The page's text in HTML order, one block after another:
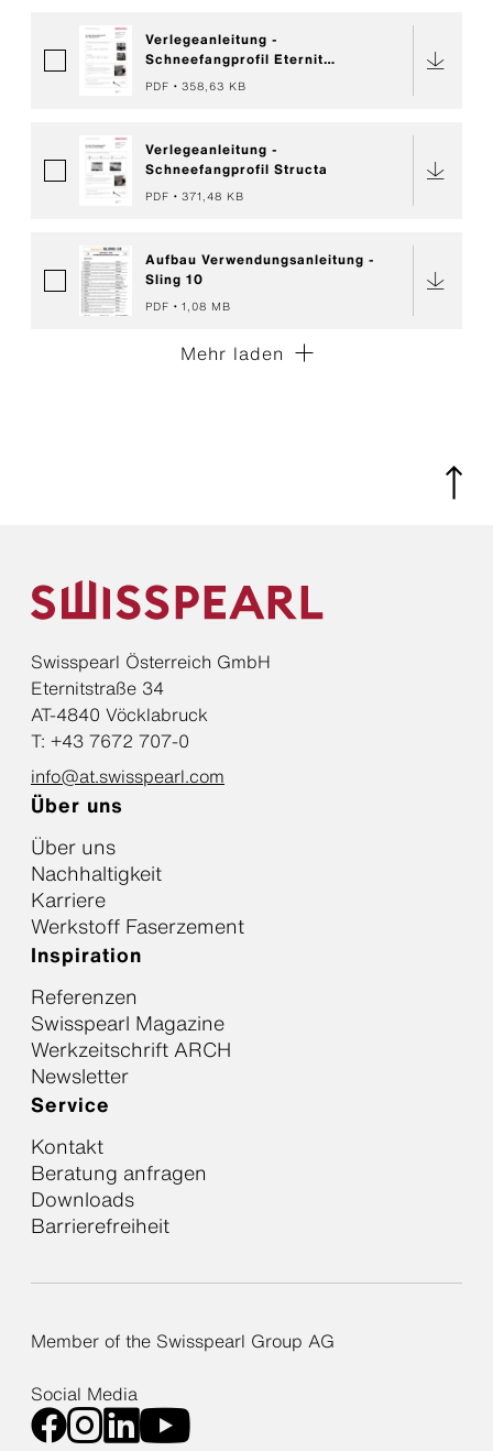
Verlegeanleitung -
Schneefangprofil Eternit
Wellplatte P6
PDF 358,63 KB
Verlegeanleitung -
Schneefangprofil Structa
PDF 371,48 KB
Aufbau Verwendungsanleitung -
Sling 10
PDF 1,08 MB
Mehr laden
Swisspearl Österreich GmbH
Eternitstraße 34
AT-4840 Vöcklabruck
T: +43 7672 707-0
info@at.swisspearl.com
Über uns
Über uns
Nachhaltigkeit
Karriere
Werkstoff Faserzement
Inspiration
Referenzen
Swisspearl Magazine
Werkzeitschrift ARCH
Newsletter
Service
Kontakt
Beratung anfragen
Downloads
Barrierefreiheit
Member of the Swisspearl Group AG
Social Media